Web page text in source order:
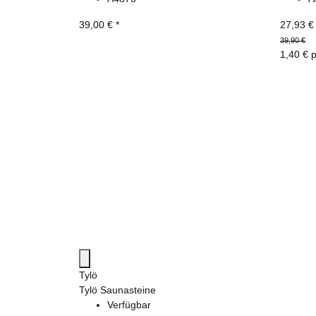
39,00 € * 27,93 €
39,90 €
1,40 €
Tylö
Tylö Saunasteine
Verfügbar